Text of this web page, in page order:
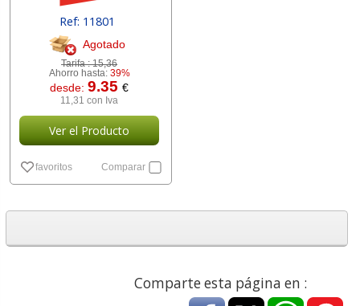
Ref: 11801
Agotado
Tarifa :15,36
Ahorro hasta: 39%
desde:9.35€
11,31 con Iva
Ver el Producto
favoritos Comparar
Comparte esta página en :